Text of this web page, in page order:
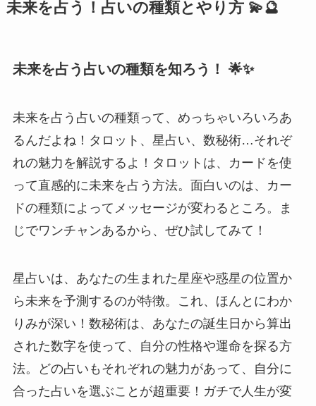
未来を占う！占いの種類とやり方 💫🔮
未来を占う占いの種類を知ろう！ 🌟✨
未来を占う占いの種類って、めっちゃいろいろあ
るんだよね！タロット、星占い、数秘術…それぞ
れの魅力を解説するよ！タロットは、カードを使
って直感的に未来を占う方法。面白いのは、カー
ドの種類によってメッセージが変わるところ。ま
じでワンチャンあるから、ぜひ試してみて！
星占いは、あなたの生まれた星座や惑星の位置か
ら未来を予測するのが特徴。これ、ほんとにわか
りみが深い！数秘術は、あなたの誕生日から算出
された数字を使って、自分の性格や運命を探る方
法。どの占いもそれぞれの魅力があって、自分に
合った占いを選ぶことが超重要！ガチで人生が変